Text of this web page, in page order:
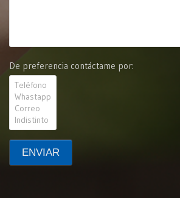
De preferencia contáctame por: